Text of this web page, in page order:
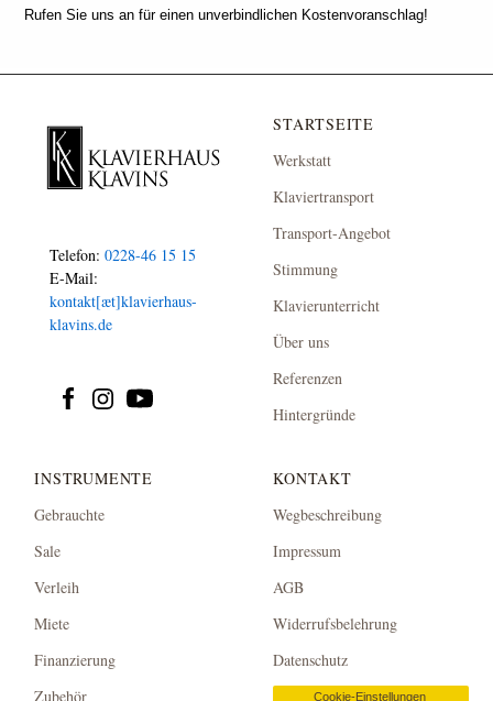
Rufen Sie uns an für einen unverbindlichen Kostenvoranschlag!
Telefon:0228-46 15 15
E-Mail:
kontakt[æt]klavierhaus-
klavins.de
STARTSEITE
Werkstatt
Klaviertransport
Transport-Angebot
Stimmung
Klavierunterricht
Über uns
Referenzen
Hintergründe
INSTRUMENTE
Gebrauchte
Sale
Verleih
Miete
Finanzierung
Zubehör
KONTAKT
Wegbeschreibung
Impressum
AGB
Widerrufsbelehrung
Datenschutz
Cookie-Einstellungen